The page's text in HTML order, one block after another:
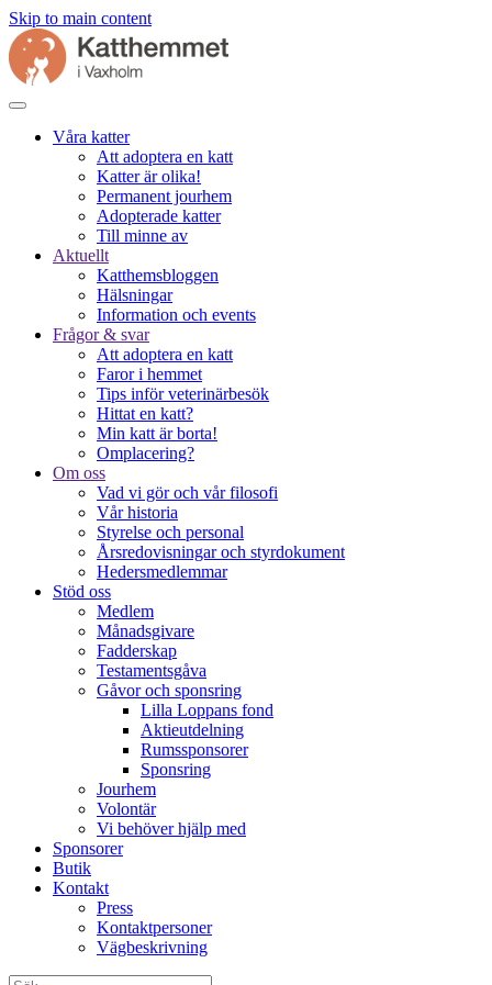
Skip to main content
Våra katter
Att adoptera en katt
Katter är olika!
Permanent jourhem
Adopterade katter
Till minne av
Aktuellt
Katthemsbloggen
Hälsningar
Information och events
Frågor & svar
Att adoptera en katt
Faror i hemmet
Tips inför veterinärbesök
Hittat en katt?
Min katt är borta!
Omplacering?
Om oss
Vad vi gör och vår filosofi
Vår historia
Styrelse och personal
Årsredovisningar och styrdokument
Hedersmedlemmar
Stöd oss
Medlem
Månadsgivare
Fadderskap
Testamentsgåva
Gåvor och sponsring
Lilla Loppans fond
Aktieutdelning
Rumssponsorer
Sponsring
Jourhem
Volontär
Vi behöver hjälp med
Sponsorer
Butik
Kontakt
Press
Kontaktpersoner
Vägbeskrivning